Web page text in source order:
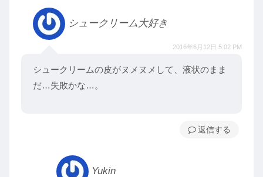
シュークリーム大好き
2016年6月12日 5:02 PM
シュークリームの皮がヌメヌメして、液状のまま
だ…失敗かな…。
返信
Yukin